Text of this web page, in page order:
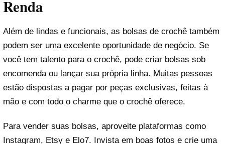
Renda
Além de lindas e funcionais, as bolsas de crochê também
podem ser uma excelente oportunidade de negócio. Se
você tem talento para o crochê, pode criar bolsas sob
encomenda ou lançar sua própria linha. Muitas pessoas
estão dispostas a pagar por peças exclusivas, feitas à
mão e com todo o charme que o crochê oferece.
Para vender suas bolsas, aproveite plataformas como
Instagram, Etsy e Elo7. Invista em boas fotos e crie uma